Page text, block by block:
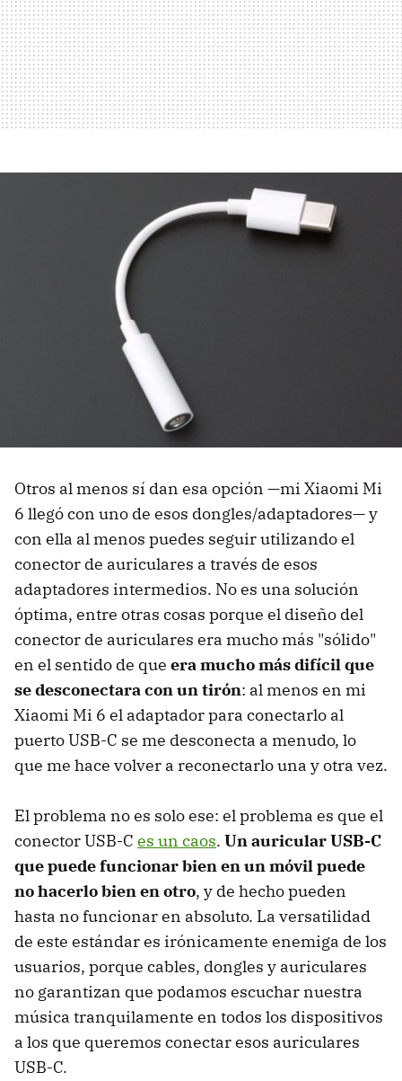
Otros al menos sí dan esa opción —mi Xiaomi Mi
6 llegó con uno de esos dongles/adaptadores— y
con ella al menos puedes seguir utilizando el
conector de auriculares a través de esos
adaptadores intermedios. No es una solución
óptima, entre otras cosas porque el diseño del
conector de auriculares era mucho más "sólido"
en el sentido de que era mucho más difícil que
se desconectara con un tirón: al menos en mi
Xiaomi Mi 6 el adaptador para conectarlo al
puerto USB-C se me desconecta a menudo, lo
que me hace volver a reconectarlo una y otra vez.
El problema no es solo ese: el problema es que el
conector USB-C es un caos. Un auricular USB-C
que puede funcionar bien en un móvil puede
no hacerlo bien en otro, y de hecho pueden
hasta no funcionar en absoluto. La versatilidad
de este estándar es irónicamente enemiga de los
usuarios, porque cables, dongles y auriculares
no garantizan que podamos escuchar nuestra
música tranquilamente en todos los dispositivos
a los que queremos conectar esos auriculares
USB-C.